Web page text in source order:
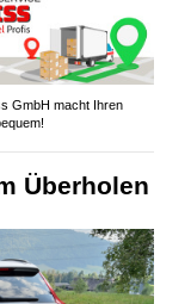
GmbH macht Ihren
Überholen